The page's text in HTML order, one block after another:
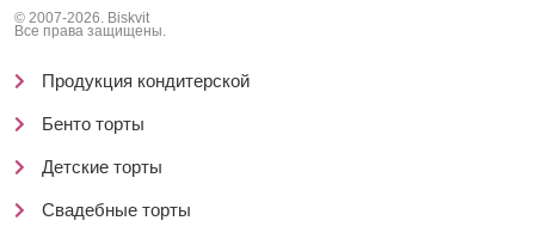
© 2007-2026. Biskvit
Все права защищены.
Продукция кондитерской
Бенто торты
Детские торты
Свадебные торты